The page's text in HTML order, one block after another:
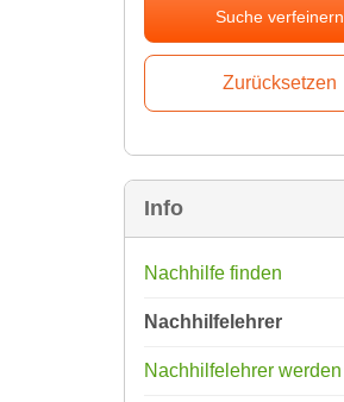
Suche verfeinern
Info
Nachhilfe finden
Nachhilfelehrer
Nachhilfelehrer werden